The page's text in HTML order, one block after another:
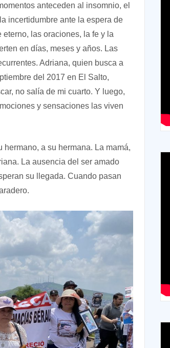
anteceden al insomnio, el
incertidumbre ante la espera de
las oraciones, la fe y la
en días, meses y años. Las
Adriana, quien busca a
del 2017 en El Salto,
no salía de mi cuarto. Y luego,
y sensaciones las viven
a su hermana. La mamá,
La ausencia del ser amado
su llegada. Cuando pasan